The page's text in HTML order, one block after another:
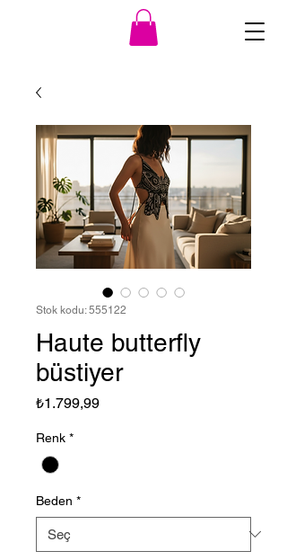
Stok kodu: 555122
Haute butterfly
büstiyer
₺1.799,99Fiyat
Renk *
Beden *